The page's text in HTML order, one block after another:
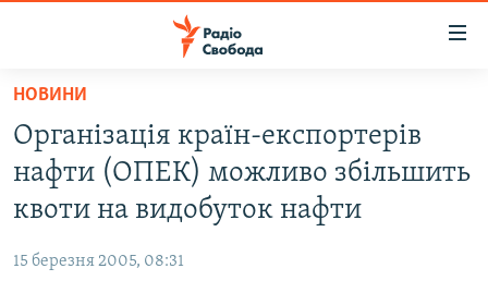
Перейти
основного
матеріалу
Перейти
до
основної
навігації
ВСЕ ЗА ДОБУ
СТАТТІ
ЕКОНОМІКА
РОСІЙСЬКА «ФІЛЬТРАЦІЯ»
НОВИНИ
Організація країн-експортерів
нафти (ОПЕК) можливо збільшить
квоти на видобуток нафти
15 березня 2005, 08:31